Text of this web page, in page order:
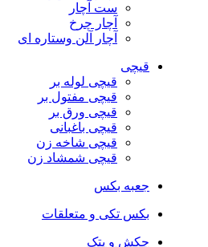
ست آچار
آچار چرخ
آچار آلن وستاره ای
قیچی
قیچی لوله بر
قیچی مفتول بر
قیچی ورق بر
قیچی باغبانی
قیچی شاخه زن
قیچی شمشاد زن
جعبه بکس
بکس تکی و متعلقات
چکش و پتک